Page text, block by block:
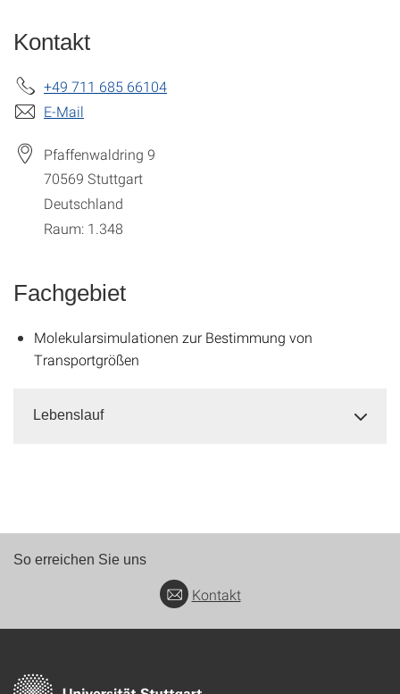
Kontakt
+49 711 685 66104
E-Mail
Pfaffenwaldring 9
70569 Stuttgart
Deutschland
Raum: 1.348
Fachgebiet
Molekularsimulationen zur Bestimmung von
Transportgrößen
Lebenslauf
So erreichen Sie uns
Kontakt